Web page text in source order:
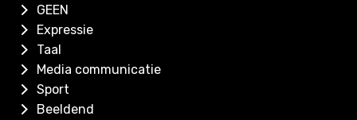
GEEN
Expressie
Taal
Media communicatie
Sport
Beeldend